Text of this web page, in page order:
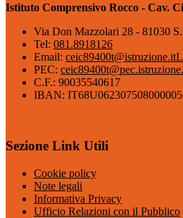
Istituto Comprensivo Rocco - Cav.
Via Don Mazzolari 28 - 81030
Tel: 081.8918126
Email: ceic89400t@istruzione.it
PEC:
C.F.: 90035540617
IBAN:
Sezione Link Utili
Cookie policy
Note legali
Informativa Privacy
Ufficio Relazioni con il Pubblico